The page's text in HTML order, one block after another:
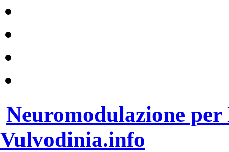
Neuromodulazione
Vulvodinia.info